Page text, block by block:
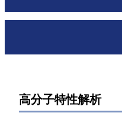
高分子特性解析